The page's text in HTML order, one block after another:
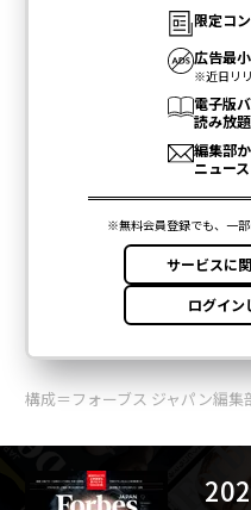
構成＝フォーブス ジャパン編